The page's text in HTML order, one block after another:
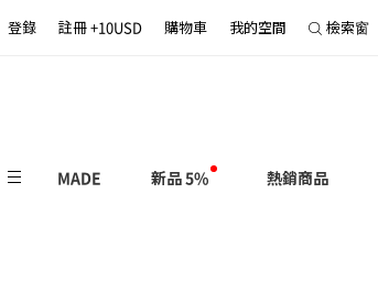
登錄 註冊 +10USD 購物車 我的空間 檢索窗
MADE 新品 5% 熱銷商品